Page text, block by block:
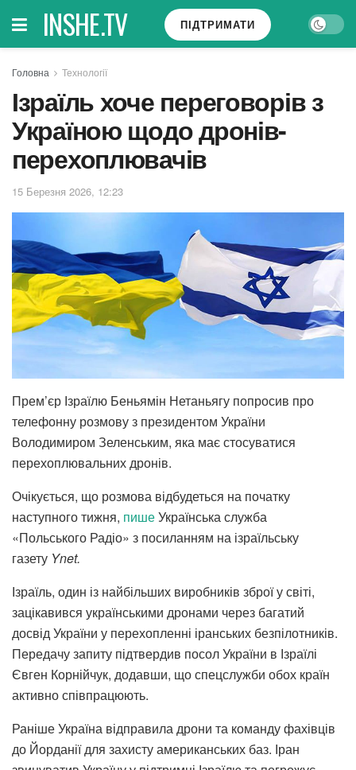
INSHE.TV ПІДТРИМАТИ
Головна Технології
Ізраїль хоче переговорів з
Україною щодо дронів-
перехоплювачів
15 Березня 2026, 12:23
Прем’єр Ізраїлю Беньямін Нетаньягу попросив про
телефонну розмову з президентом України
Володимиром Зеленським, яка має стосуватися
перехоплювальних дронів.
Очікується, що розмова відбудеться на початку
наступного тижня, пишеУкраїнська служба
«Польського Радіо» з посиланням на ізраїльську
газету Ynet.
Ізраїль, один із найбільших виробників зброї у світі,
зацікавився українськими дронами через багатий
досвід України у перехопленні іранських безпілотників.
Передачу запиту підтвердив посол України в Ізраїлі
Євген Корнійчук, додавши, що спецслужби обох країн
активно співпрацюють.
Раніше Україна відправила дрони та команду фахівців
до Йорданії для захисту американських баз. Іран